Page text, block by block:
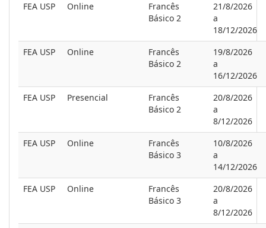
FEA USP
Online
Francês
Básico 2
21/8/2026
a
18/12/2026
FEA USP
Online
Francês
Básico 2
19/8/2026
a
16/12/2026
FEA USP
Presencial
Francês
Básico 2
20/8/2026
a
8/12/2026
FEA USP
Online
Francês
Básico 3
10/8/2026
a
14/12/2026
FEA USP
Online
Francês
Básico 3
20/8/2026
a
8/12/2026